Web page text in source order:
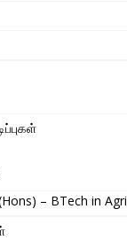
– BTech in Agri